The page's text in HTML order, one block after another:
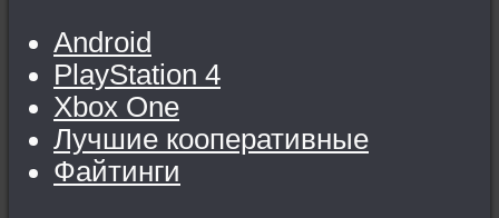
Android
PlayStation 4
Xbox One
Лучшие кооперативные
Файтинги